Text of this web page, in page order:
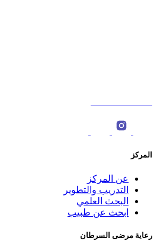
المركز
عن المركز
التدريب والتطوير
البحث العلمي
ابحث عن طبيب
رعاية مرضى السرطان